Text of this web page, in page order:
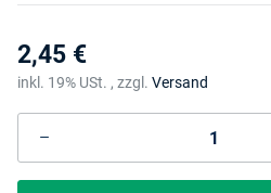
2,45 €
inkl. 19% USt. , zzgl. Versand